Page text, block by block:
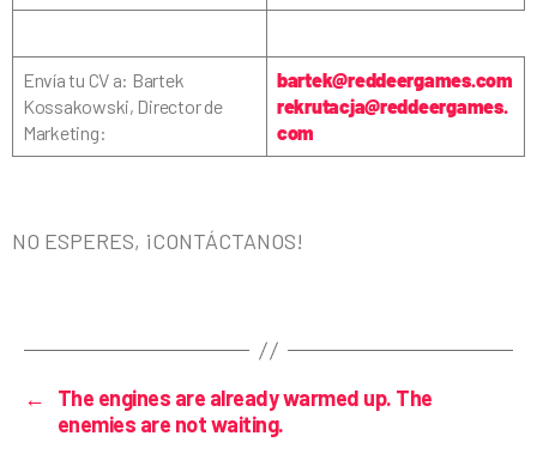
Envía tu CV a: Bartek
Kossakowski, Director de
Marketing:
bartek@reddeergames.com
rekrutacja@reddeergames.
com
NO ESPERES, ¡CONTÁCTANOS!
←
The engines are already warmed up. The
enemies are not waiting.